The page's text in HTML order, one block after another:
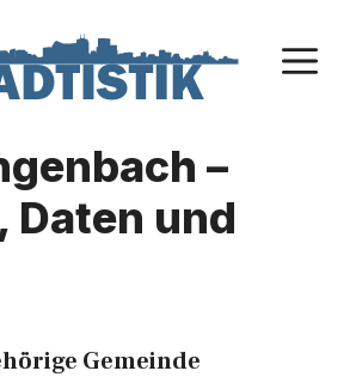
–
Daten und
Gemeinde